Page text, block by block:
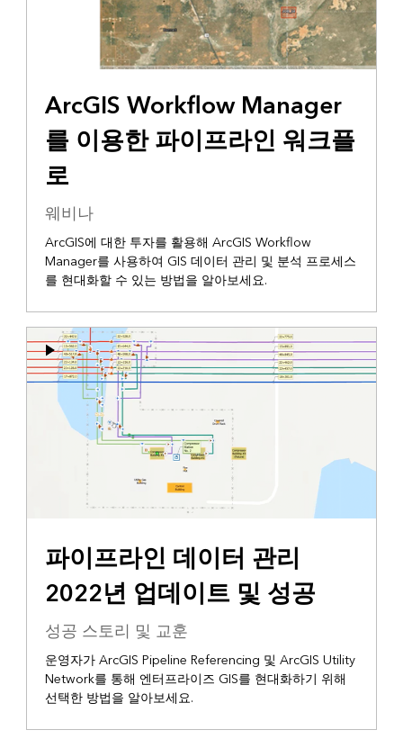
ArcGIS Workflow Manager
를 이용한 파이프라인 워크플
로
웨비나
ArcGIS에 대한 투자를 활용해 ArcGIS Workflow
Manager를 사용하여 GIS 데이터 관리 및 분석 프로세스
를 현대화할 수 있는 방법을 알아보세요.
파이프라인 데이터 관리
2022년 업데이트 및 성공
성공 스토리 및 교훈
운영자가 ArcGIS Pipeline Referencing 및 ArcGIS Utility
Network를 통해 엔터프라이즈 GIS를 현대화하기 위해
선택한 방법을 알아보세요.